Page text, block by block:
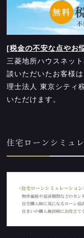
[税金の不安な点やお
三菱地所ハウスネッ
談いただいたお客様
理士法人 東京シティ
いただけます。
住宅ローンシミュ